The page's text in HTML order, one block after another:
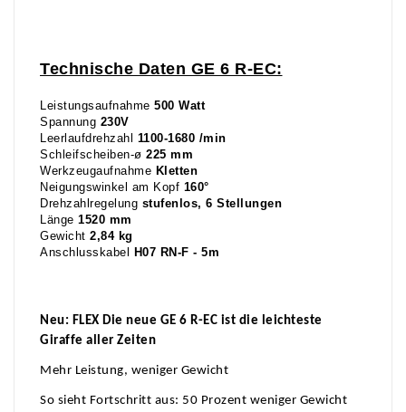
Technische Daten GE 6 R-EC:
Leistungsaufnahme 500 Watt
Spannung 230V
Leerlaufdrehzahl 1100-1680 /min
Schleifscheiben-ø 225 mm
Werkzeugaufnahme Kletten
Neigungswinkel am Kopf 160°
Drehzahlregelung stufenlos, 6 Stellungen
Länge 1520 mm
Gewicht 2,84 kg
Anschlusskabel
H07 RN-F - 5m
Neu: FLEX Die neue GE 6 R-EC ist die leichteste
Giraffe aller Zeiten
Mehr Leistung, weniger Gewicht
So sieht Fortschritt aus: 50 Prozent weniger Gewicht